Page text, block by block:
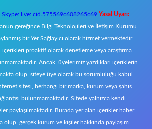
Skype: live:.cid.575569c608265c69 Yasal Uyarı:
gereğince Bilgi Teknolojileri ve İletişim Kurumu
bir Yer Sağlayıcı olarak hizmet vermektedir.
içerikleri proaktif olarak denetleme veya araştırma
Ancak, üyelerimiz yazdıkları içeriklerin
olup, siteye üye olarak bu sorumluluğu kabul
sitesi, herhangi bir marka, kurum veya şahıs
bulunmamaktadır. Sitede yalnızca kendi
paylaşılmaktadır. Burada yer alan içerikler haber
olup, gerçek kurum ve kişiler hakkında paylaşım